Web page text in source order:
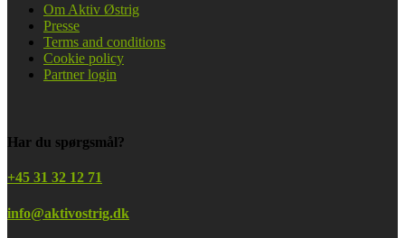
Om Aktiv Østrig
Presse
Terms and conditions
Cookie policy
Partner login
Har du spørgsmål?
+45 31 32 12 71
info@aktivostrig.dk